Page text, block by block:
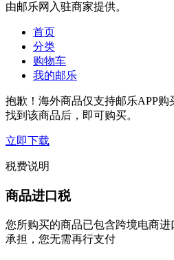
由邮乐网入驻商家提供。
首页
分类
购物车
我的邮乐
抱歉！海外商品仅支持邮乐APP
找到该商品后，即可购买。
立即下载
税费说明
商品进口税
您所购买的商品已包含跨境电商
承担，您无需再行支付